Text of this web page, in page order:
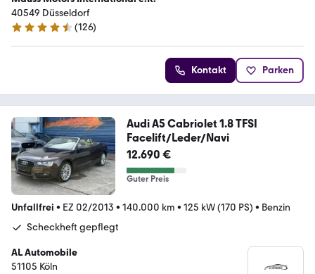
40549 Düsseldorf
4.7 Sterne
(126)
Kontakt Parken
Audi A5 Cabriolet 1.8 TFSI
Facelift/Leder/Navi
12.690 €
Guter Preis
Unfallfrei • EZ 02/2013 • 140.000 km • 125 kW (170 PS) • Benzin
Scheckheft gepflegt
AL Automobile
51105 Köln